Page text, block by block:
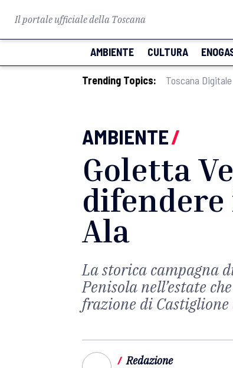
Il portale ufficiale della Toscana
AMBIENTE CULTURA
Trending Topics: Toscana Digitale
AMBIENTE/
Goletta
difendere
Ala
La storica campagna
Penisola nell’estate
frazione di Castiglione
/ Redazione